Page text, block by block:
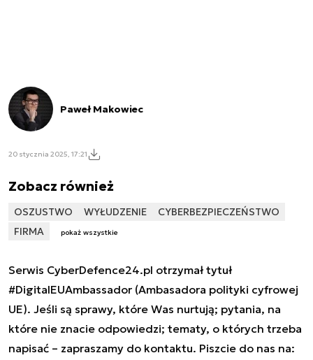
Paweł Makowiec
20 stycznia 2025, 17:21
Zobacz również
OSZUSTWO WYŁUDZENIE
CYBERBEZPIECZEŃSTWO
FIRMA
pokaż wszystkie
Serwis CyberDefence24.pl otrzymał tytuł
#DigitalEUAmbassador (Ambasadora polityki cyfrowej
UE). Jeśli są sprawy, które Was nurtują; pytania, na
które nie znacie odpowiedzi; tematy, o których trzeba
napisać – zapraszamy do kontaktu. Piszcie do nas na: